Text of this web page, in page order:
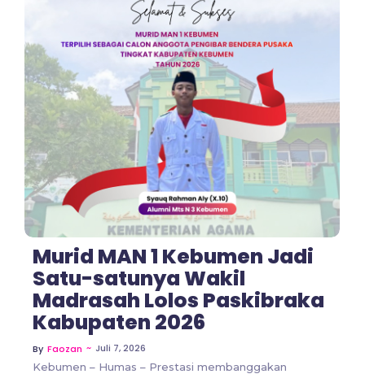
No Comments
Murid MAN 1 Kebumen Jadi
Satu-satunya Wakil
Madrasah Lolos Paskibraka
Kabupaten 2026
By Faozan ~ Juli 7, 2026
Kebumen – Humas – Prestasi membanggakan